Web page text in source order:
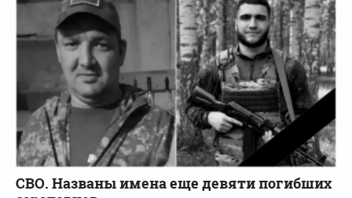
СВО. Названы имена еще девяти погибших